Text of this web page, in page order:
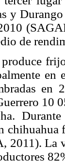
y
de
en
10
2011). La